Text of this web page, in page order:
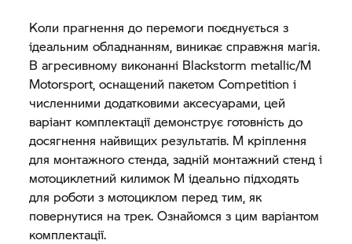
Коли прагнення до перемоги поєднується з
ідеальним обладнанням, виникає справжня магія.
В агресивному виконанні Blackstorm metallic/M
Motorsport, оснащений пакетом Competition і
численними додатковими аксесуарами, цей
варіант комплектації демонструє готовність до
досягнення найвищих результатів. M кріплення
для монтажного стенда, задній монтажний стенд і
мотоциклетний килимок M ідеально підходять
для роботи з мотоциклом перед тим, як
повернутися на трек. Ознайомся з цим варіантом
комплектації.